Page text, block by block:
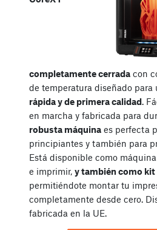
completamente cerradacon
de temperatura diseñado para
rápida y de primera calidad.
en marcha y fabricada para
robusta máquinaes perfecta
principiantes y también para
Está disponible como
e imprimir, y también como
permitiéndote montar tu
completamente desde cero.
fabricada en la UE.